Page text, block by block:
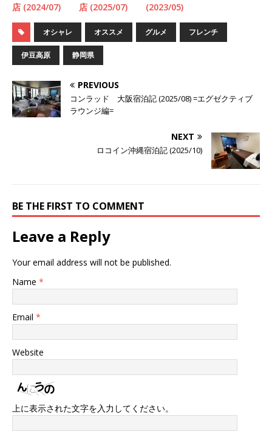
店 (2024/07)
店 (2025/07)
(2023/05)
オシャレ オススメ グルメ フレンチ
伊豆高原 静岡県
PREVIOUS
コンラッド 大阪宿泊記 (2025/08) =エグゼクティブ
ラウンジ編=
NEXT
ロコイン沖縄宿泊記 (2025/10)
BE THE FIRST TO COMMENT
Leave a Reply
Your email address will not be published.
Name *
Email *
Website
上に表示された文字を入力してください。